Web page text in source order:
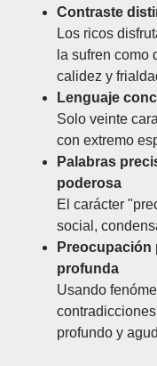
Contraste
Los ricos
la sufren como
calidez y
Lenguaje
Solo veinte
con extremo
Palabras
poderosa
El carácter
social,
Preocupación
profunda
Usando
profundo y